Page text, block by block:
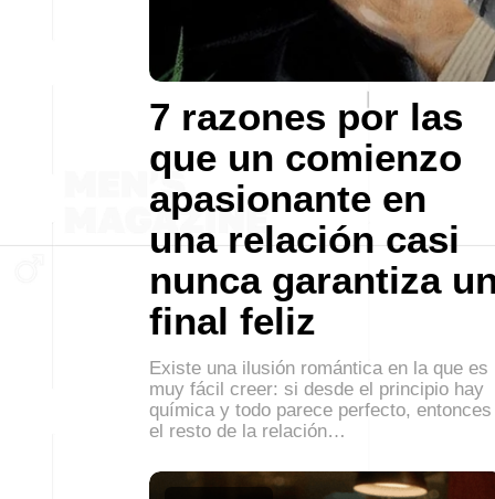
7 razones por las
que un comienzo
apasionante en
una relación casi
nunca garantiza
final feliz
Existe una ilusión romántica en la que es
muy fácil creer: si desde el principio hay
química y todo parece perfecto, entonces
el resto de la relación…